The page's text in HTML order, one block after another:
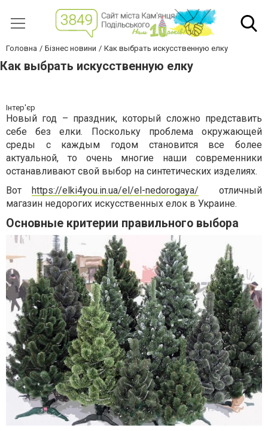
Головна Бізнес новини Как выбрать искусственную елку
Как выбрать искусственную елку
Інтер'єр
Новый год – праздник, который сложно представить
себе без елки. Поскольку проблема окружающей
среды с каждым годом становится все более
актуальной, то очень многие наши современники
останавливают свой выбор на синтетических изделиях.
Вот https://elki4you.in.ua/el/el-nedorogaya/ отличный
магазин недорогих искусственных елок в Украине.
Основные критерии правильного выбора